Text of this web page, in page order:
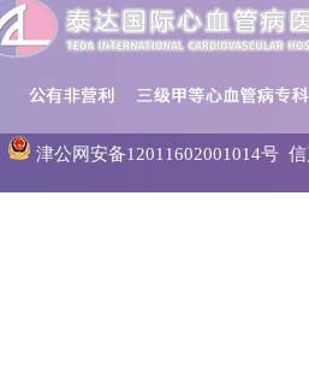
津公网安备12011602001014号信